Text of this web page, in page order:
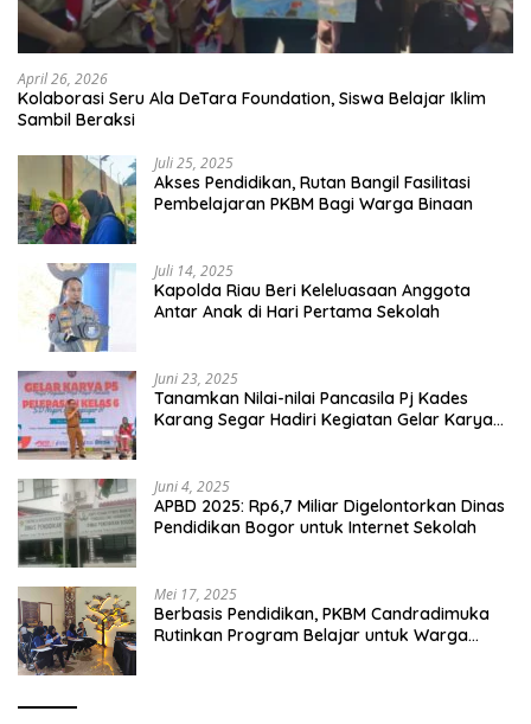
April 26, 2026
Kolaborasi Seru Ala DeTara Foundation, Siswa Belajar Iklim
Sambil Beraksi
Juli 25, 2025
Akses Pendidikan, Rutan Bangil Fasilitasi
Pembelajaran PKBM Bagi Warga Binaan
Juli 14, 2025
Kapolda Riau Beri Keleluasaan Anggota
Antar Anak di Hari Pertama Sekolah
Juni 23, 2025
Tanamkan Nilai-nilai Pancasila Pj Kades
Karang Segar Hadiri Kegiatan Gelar Karya
Juni 4, 2025
APBD 2025: Rp6,7 Miliar Digelontorkan Dinas
Pendidikan Bogor untuk Internet Sekolah
Mei 17, 2025
Berbasis Pendidikan, PKBM Candradimuka
Rutinkan Program Belajar untuk Warga